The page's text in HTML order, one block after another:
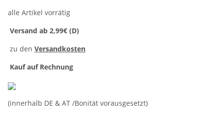
alle Artikel vorrätig
Versand ab 2,99€ (D)
zu den Versandkosten
Kauf auf Rechnung
(innerhalb DE & AT /Bonität vorausgesetzt)